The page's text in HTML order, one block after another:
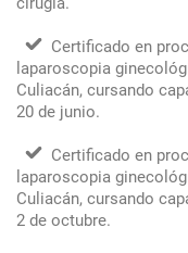
Certificado en
laparoscopia
Culiacán, cursando
20 de junio.
Certificado en
laparoscopia
Culiacán, cursando
2 de octubre.